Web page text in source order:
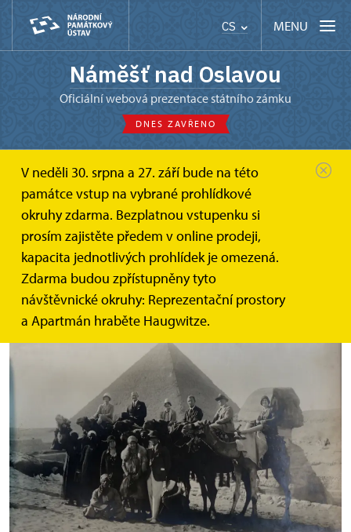
CS MENU
Náměšť nad Oslavou
oficiální webová prezentace státního zámku
DNES ZAVŘENO
V neděli 30. srpna a 27. září bude na této
památce vstup na vybrané prohlídkové
okruhy zdarma. Bezplatnou vstupenku si
prosím zajistěte předem v online prodeji,
kapacita jednotlivých prohlídek je omezená.
Zdarma budou zpřístupněny tyto
návštěvnické okruhy: Reprezentační prostory
a Apartmán hraběte Haugwitze.
Náměšť nad Oslavou
Zprávy
Haugwitzové a jejich cesty po Evropě...
Haugwitzové a jejich cesty po
Evropě i do zemí Orientu